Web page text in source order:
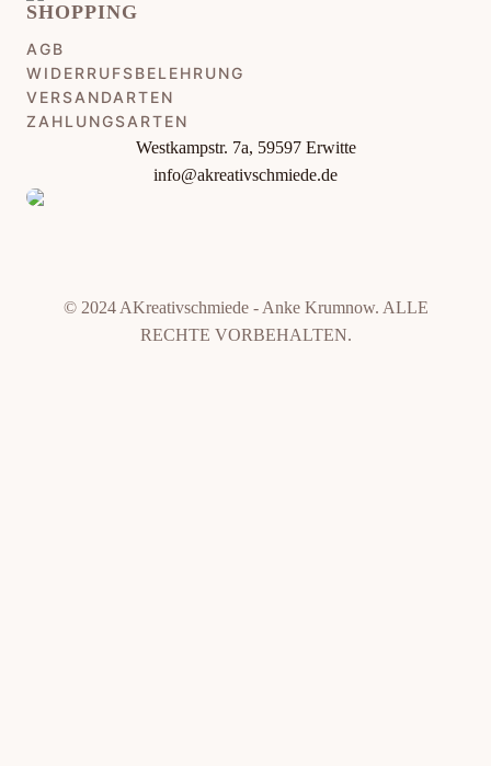
SHOPPING
AGB
WIDERRUFSBELEHRUNG
VERSANDARTEN
ZAHLUNGSARTEN
Westkampstr. 7a, 59597 Erwitte
info@akreativschmiede.de
© 2024 AKreativschmiede - Anke Krumnow. ALLE
RECHTE VORBEHALTEN.